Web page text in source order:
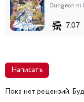
7.07
Написать
Пока нет рецензий.